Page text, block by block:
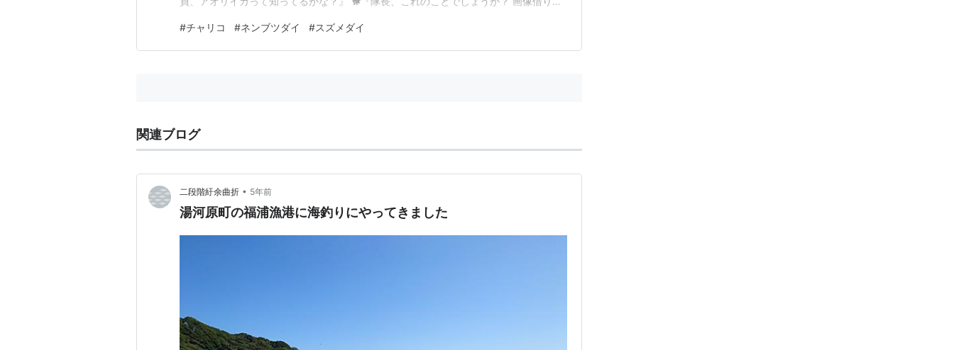
『こいつが吐いた墨の跡が黒い汚れの正体だ。』 🐕『隊長、よーくわかりました。』
洗い流してくれればいいのに。エギンガーは…
#チャリコ #ネンブツダイ #スズメダイ
関連ブログ
二段階紆余曲折 • 5年前
湯河原町の福浦漁港に海釣りにやってきました